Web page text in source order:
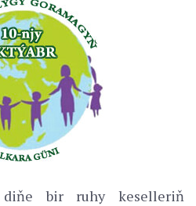
bir ruhy keselleriň